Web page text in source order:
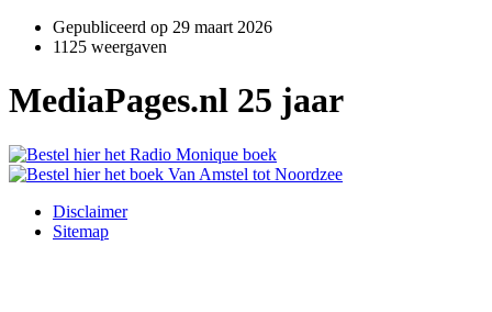
Gepubliceerd op 29 maart 2026
1125 weergaven
MediaPages.nl 25 jaar
Disclaimer
Sitemap